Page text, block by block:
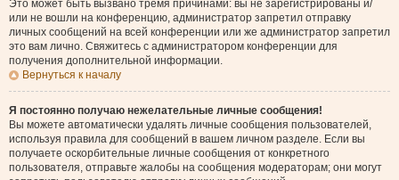
Это может быть вызвано тремя причинами: вы не зарегистрированы и/
или не вошли на конференцию, администратор запретил отправку
личных сообщений на всей конференции или же администратор запретил
это вам лично. Свяжитесь с администратором конференции для
получения дополнительной информации.
Вернуться к началу
Я постоянно получаю нежелательные личные сообщения!
Вы можете автоматически удалять личные сообщения пользователей,
используя правила для сообщений в вашем личном разделе. Если вы
получаете оскорбительные личные сообщения от конкретного
пользователя, отправьте жалобы на сообщения модераторам; они могут